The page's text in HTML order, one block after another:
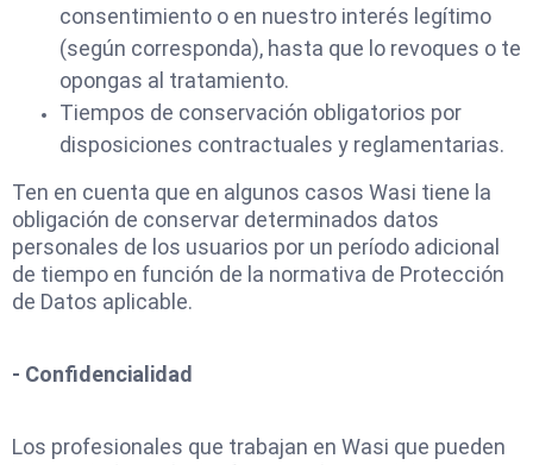
consentimiento o en nuestro interés legítimo
(según corresponda), hasta que lo revoques o te
opongas al tratamiento.
Tiempos de conservación obligatorios por
disposiciones contractuales y reglamentarias.
Ten en cuenta que en algunos casos Wasi tiene la
obligación de conservar determinados datos
personales de los usuarios por un período adicional
de tiempo en función de la normativa de Protección
de Datos aplicable.
- Confidencialidad
Los profesionales que trabajan en Wasi que pueden